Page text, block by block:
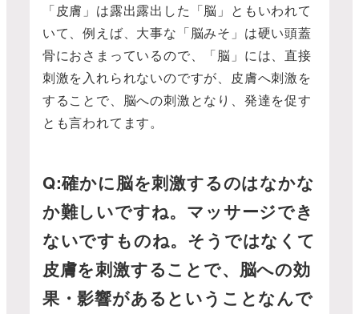
「皮膚」は露出露出した「脳」ともいわれて
いて、例えば、大事な「脳みそ」は硬い頭蓋
骨におさまっているので、「脳」には、直接
刺激を入れられないのですが、皮膚へ刺激を
することで、脳への刺激となり、発達を促す
とも言われてます。
Q:確かに脳を刺激するのはなかな
か難しいですね。マッサージでき
ないですものね。そうではなくて
皮膚を刺激することで、脳への効
果・影響があるということなんで